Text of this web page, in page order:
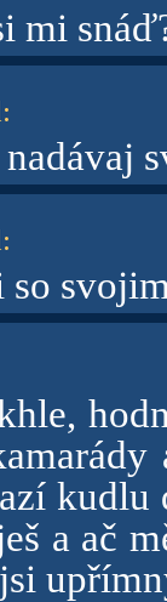
mi
:
:
so
kudlu
a ač